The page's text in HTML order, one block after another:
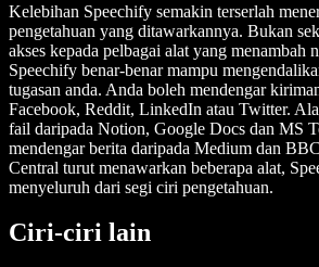
Kelebihan Speechify semakin terserlah
pengetahuan yang ditawarkannya. Bukan
akses kepada pelbagai alat yang menambah
Speechify benar-benar mampu
tugasan anda. Anda boleh mendengar
Facebook, Reddit, LinkedIn atau Twitter.
fail daripada Notion, Google Docs dan MS
mendengar berita daripada Medium dan
Central turut menawarkan beberapa alat,
menyeluruh dari segi ciri pengetahuan.
Ciri-ciri lain